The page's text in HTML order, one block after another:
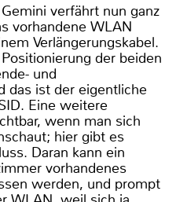
verfährt nun ganz
vorhandene WLAN
Verlängerungskabel.
der beiden
und
das ist der eigentliche
Eine weitere
wenn man sich
hier gibt es
Daran kann ein
vorhandenes
werden, und prompt